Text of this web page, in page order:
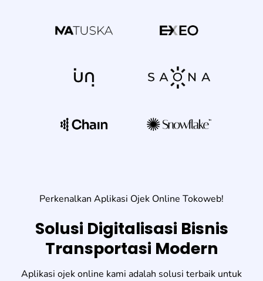
Perkenalkan Aplikasi Ojek Online Tokoweb!
Solusi Digitalisasi Bisnis
Transportasi Modern
Aplikasi ojek online kami adalah solusi terbaik untuk